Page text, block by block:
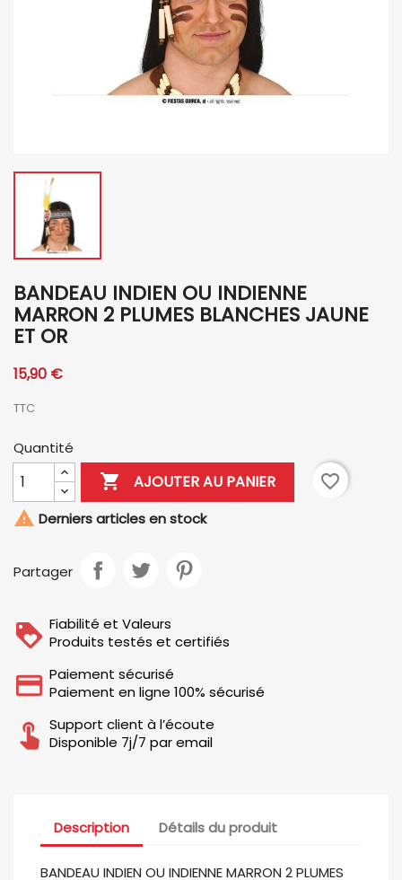
BANDEAU INDIEN OU INDIENNE
MARRON 2 PLUMES BLANCHES JAUNE
ET OR
15,90 €
TTC
Quantité
 AJOUTER AU PANIER
favorite_border
 Derniers articles en stock
Partager
Fiabilité et Valeurs
Produits testés et certifiés
Paiement sécurisé
Paiement en ligne 100% sécurisé
Support client à l’écoute
Disponible 7j/7 par email
Description Détails du produit
BANDEAU INDIEN OU INDIENNE MARRON 2 PLUMES